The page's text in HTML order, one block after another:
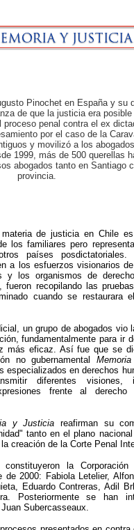
Pinochet en España y su
de que la justicia era
proceso penal contra el ex
por el caso de la
y movilizó a los
1999, más de 500 querellas
abogados tanto en Santiago
provincia.
de justicia en Chile
los familiares pero
países posdictatoriales.
a los esfuerzos visionarios
y los organismos de
fueron recopilando las
cuando se restaurara
un grupo de abogados vio
fundamentalmente para ir
más eficaz. Así fue que se
no gubernamental
especializados en derechos
diferentes visiones,
frente al derecho
y Justicia reafirman su
tanto en el plano
creación de la Corte Penal
constituyeron la
2000: Fabiola Letelier,
Eduardo Contreras, Adil
Posteriormente se han
Subercasseaux.